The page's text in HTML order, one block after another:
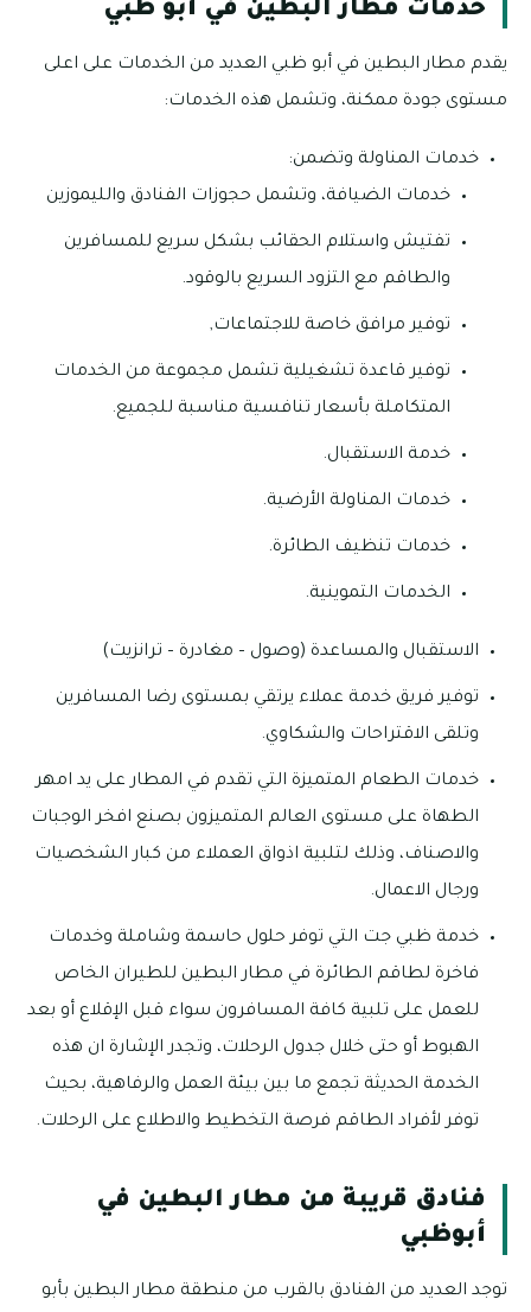
خدمات مطار البطين في أبو ظبي
يقدم مطار البطين في أبو ظبي العديد من الخدمات على اعلى
مستوى جودة ممكنة، وتشمل هذه الخدمات:
خدمات المناولة وتضمن:
خدمات الضيافة، وتشمل حجوزات الفنادق والليموزين
تفتيش واستلام الحقائب بشكل سريع للمسافرين
والطاقم مع التزود السريع بالوقود.
توفير مرافق خاصة للاجتماعات,
توفير قاعدة تشغيلية تشمل مجموعة من الخدمات
المتكاملة بأسعار تنافسية مناسبة للجميع.
خدمة الاستقبال.
خدمات المناولة الأرضية.
خدمات تنظيف الطائرة.
الخدمات التموينية.
الاستقبال والمساعدة (وصول – مغادرة – ترانزيت)
توفير فريق خدمة عملاء يرتقي بمستوى رضا المسافرين
وتلقى الاقتراحات والشكاوي.
خدمات الطعام المتميزة التي تقدم في المطار على يد امهر
الطهاة على مستوى العالم المتميزون بصنع افخر الوجبات
والاصناف، وذلك لتلبية اذواق العملاء من كبار الشخصيات
ورجال الاعمال.
خدمة ظبي جت التي توفر حلول حاسمة وشاملة وخدمات
فاخرة لطاقم الطائرة في مطار البطين للطيران الخاص
للعمل على تلبية كافة المسافرون سواء قبل الإقلاع أو بعد
الهبوط أو حتى خلال جدول الرحلات، وتجدر الإشارة ان هذه
الخدمة الحديثة تجمع ما بين بيئة العمل والرفاهية، بحيث
توفر لأفراد الطاقم فرصة التخطيط والاطلاع على الرحلات.
فنادق قريبة من مطار البطين في
أبوظبي
توجد العديد من الفنادق بالقرب من منطقة مطار البطين بأبو